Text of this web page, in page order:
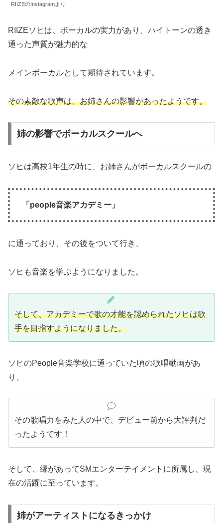
RIIZEのInstagramより
RIIZEソヒは、ボーカルの実力があり、ハイトーンの透き
通った声質が魅力的な
メインボーカルとして期待されています。
その素敵な歌声は、お姉さんの影響があったようです。
姉の影響でボーカルスクールへ
ソヒは高校1年生の時に、お姉さんがボーカルスクールの
「people音楽アカデミー」
に通っており、その後をついて行き、
ソヒも音楽を学ぶようになりました。
そして、アカデミーで歌の才能を認められたソヒは歌
手を目指すようになりました。
ソヒのPeople音楽学校に通っていた頃の歌唱動画があ
り、
その歌唱力をみた人の中で、デビュー前から大評判だ
ったようです！
そして、縁があってSMエンターテイメントに所属し、現
在の活躍に至っています。
姉がアーティストになるきっかけ